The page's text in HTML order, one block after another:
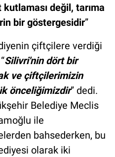
değil, tarıma
bir göstergesidir”
çiftçilere verdiği
Silivri'nin dört bir
ve çiftçilerimizin
önceliğimizdir” dedi.
Belediye Meclis
ile
bahsederken, bu
olarak iki